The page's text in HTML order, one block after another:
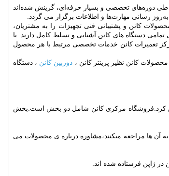
طی دوره‌های تخصصی و بسیار حرفه‌ای، گزینش شده‌اند
رسانی مهارت‌ها و اطلاعات برگزار می گردد.
کانن و پشتیبانی فنی تجهیزات را به مشتریان،
دستگاه های کانن آشنایی و تسلط کامل دارند. با
تعمیرات کانن خدمات تخصصی مرتبط با هر محصول
کانن نظیر پرینتر کانن ، دوربین کانن ، دستگاه
کرد.فروشگاه مرکزی کانن شامل دو بخش است.بخش
آن ها مراجعه میکنند،مشاوره درباره ی محصولات می
ژاپن فرستاده شده اند.